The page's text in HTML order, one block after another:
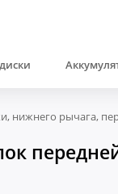
нижнего рычага,